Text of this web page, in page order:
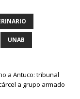
UNAB
a Antuco: tribunal
a grupo armado